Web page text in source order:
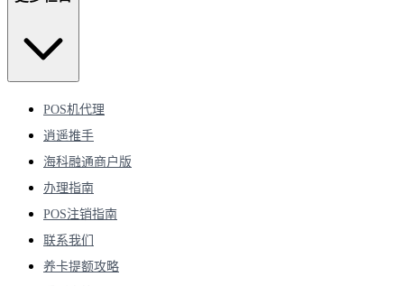
POS机代理
逍遥推手
海科融通商户版
办理指南
POS注销指南
联系我们
养卡提额攻略